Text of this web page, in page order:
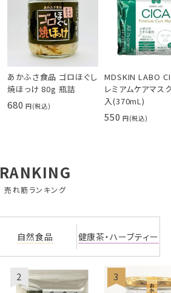
あかふさ食品 ゴロほぐし
焼ほっけ 80g 瓶詰
680
MDSKIN LABO
レミアムケアマス
入(370mL)
550
RANKING
売れ筋ランキング
自然食品 健康茶・ハーブティー